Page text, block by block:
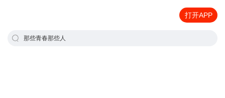
打开APP
那些青春那些人